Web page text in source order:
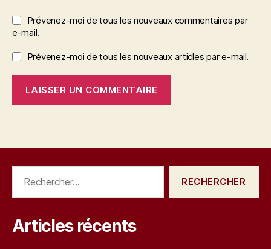
Prévenez-moi de tous les nouveaux commentaires par
e-mail.
Prévenez-moi de tous les nouveaux articles par e-mail.
Articles récents